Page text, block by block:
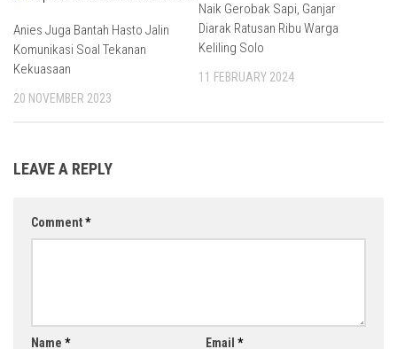
Anies Juga Bantah Hasto Jalin
Komunikasi Soal Tekanan
Kekuasaan
20 NOVEMBER 2023
Naik Gerobak Sapi, Ganjar
Diarak Ratusan Ribu Warga
Keliling Solo
11 FEBRUARY 2024
LEAVE A REPLY
Comment*
Name * Email *